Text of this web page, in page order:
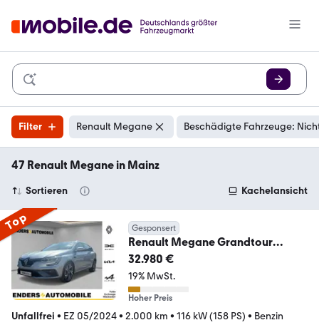
Filter Renault Megane Beschädigte Fahrzeuge:
47 Renault Megane in Mainz
Sortieren Kachelansicht
Top Gesponsert
Renault Megane Grandtour
R.S.Line TCe 160 EDC NP 40.049,
32.980 €
19% MwSt.
Hoher Preis
Unfallfrei • EZ 05/2024• 2.000 km • 116 kW (158 PS) • Benzin